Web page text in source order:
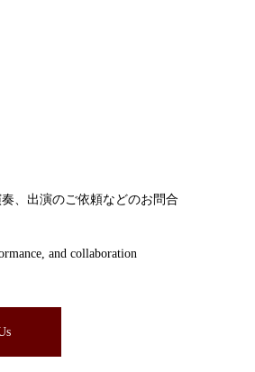
、出演のご依頼などのお問合
and collaboration